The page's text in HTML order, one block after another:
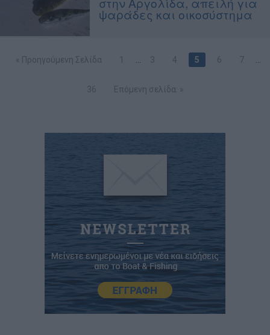
ψαράδες και οικοσύστημα
« Προηγούμενη Σελίδα 1 3 4 5 6 7
36 Επόμενη σελίδα: »